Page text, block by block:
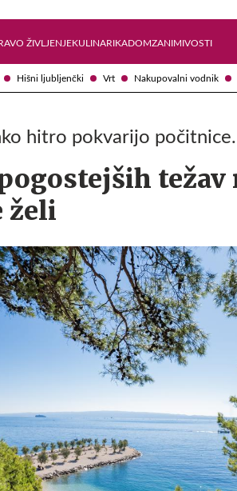
Hišni ljubljenčki Vrt Nakupovalni vodnik
ŽIVLJENJEKULINARIKADOMZANIMIVOSTI
hitro pokvarijo
težav
želi